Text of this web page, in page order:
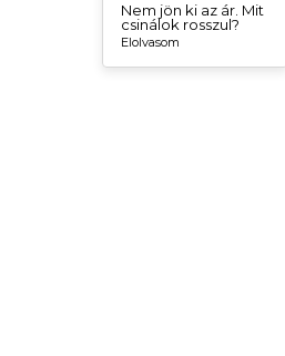
Nem jön ki az ár. Mit
csinálok rosszul?
Elolvasom